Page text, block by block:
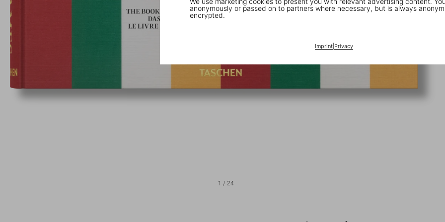
anonymously or passed on to partners where necessary, but is always
encrypted.
Imprint| Privacy
1 / 24